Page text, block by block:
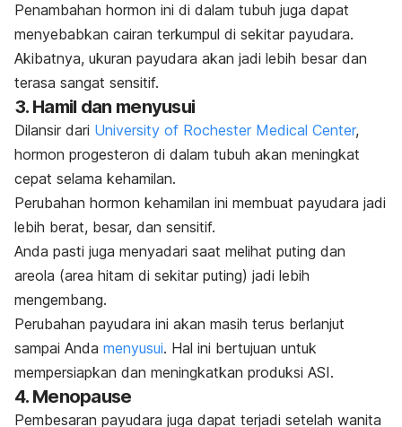
Penambahan hormon ini di dalam tubuh juga dapat
menyebabkan cairan terkumpul di sekitar payudara.
Akibatnya, ukuran payudara akan jadi lebih besar dan
terasa sangat sensitif.
3. Hamil dan menyusui
Dilansir dari University of Rochester Medical Center,
hormon progesteron di dalam tubuh akan meningkat
cepat selama kehamilan.
Perubahan hormon kehamilan ini membuat payudara jadi
lebih berat, besar, dan sensitif.
Anda pasti juga menyadari saat melihat puting dan
areola (area hitam di sekitar puting) jadi lebih
mengembang.
Perubahan payudara ini akan masih terus berlanjut
sampai Anda menyusui. Hal ini bertujuan untuk
mempersiapkan dan meningkatkan produksi ASI.
4. Menopause
Pembesaran payudara juga dapat terjadi setelah wanita